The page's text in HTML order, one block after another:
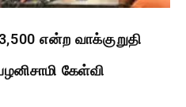
என்ற வாக்குறுதி
கேள்வி